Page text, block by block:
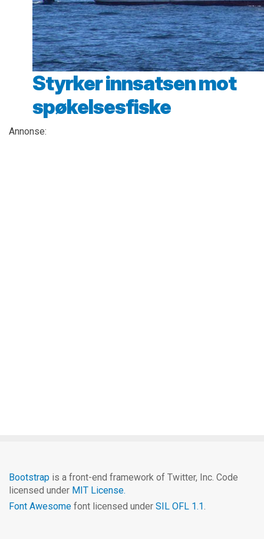
Styrker innsatsen mot
spøkelsesfiske
Annonse:
Bootstrap is a front-end framework of Twitter, Inc. Code
licensed under MIT License.
Font Awesome font licensed under SIL OFL 1.1